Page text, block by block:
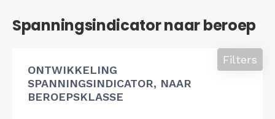
Spanningsindicator naar beroep
ONTWIKKELING
SPANNINGSINDICATOR, NAAR
BEROEPSKLASSE
Filters